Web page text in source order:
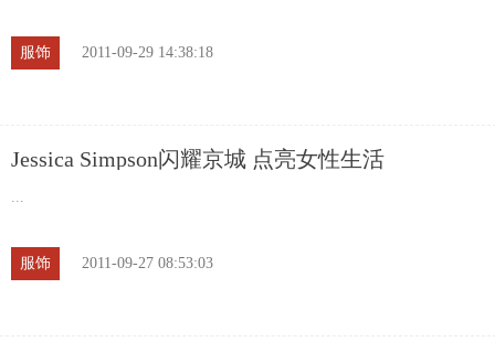
服饰 2011-09-29 14:38:18
Jessica Simpson闪耀京城 点亮女性生活
...
服饰 2011-09-27 08:53:03